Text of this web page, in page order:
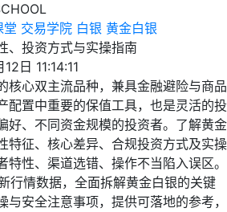
堂 交易学院 白银 黄金白银
、投资方式与实操指南
日 11:14:11
核心双主流品种，兼具金融避险与商品
配置中重要的保值工具，也是灵活的投
好、不同资金规模的投资者。了解黄金
特征、核心差异、合规投资方式及实操
性、渠道选错、操作不当陷入误区。
行情数据，全面拆解黄金白银的关键
安全注意事项，提供可落地的参考，